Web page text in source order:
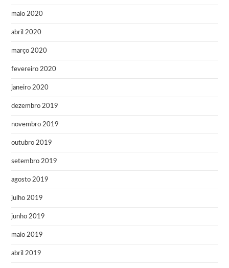
maio 2020
abril 2020
março 2020
fevereiro 2020
janeiro 2020
dezembro 2019
novembro 2019
outubro 2019
setembro 2019
agosto 2019
julho 2019
junho 2019
maio 2019
abril 2019